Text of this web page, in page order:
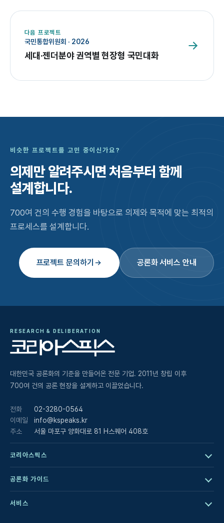
다음 프로젝트
국민통합위원회 · 2026
세대·젠더분야 권역별 현장형 국민대화
비슷한 프로젝트를 고민 중이신가요?
의제만 알려주시면처음부터 함께
설계합니다.
700여 건의 수행 경험을 바탕으로 의제와 목적에 맞는 최적의
프로세스를 설계합니다.
프로젝트 문의하기 공론화 서비스 안내
RESEARCH & DELIBERATION
대한민국 공론화의 기준을 만들어온 전문 기업. 2011년 창립 이후
700여 건의 공론 현장을 설계하고 이끌었습니다.
전화
02-3280-0564
이메일
info@kspeaks.kr
주소
서울 마포구 양화대로 81 H스퀘어 408호
코리아스픽스
공론화 가이드
서비스